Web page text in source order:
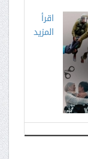
اقرأ
المزيد